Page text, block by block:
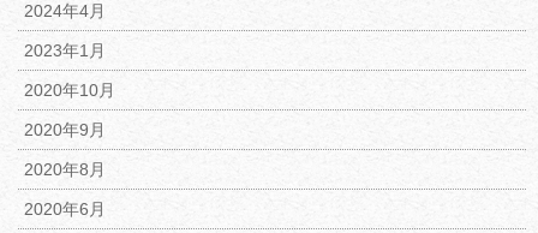
2024年4月
2023年1月
2020年10月
2020年9月
2020年8月
2020年6月